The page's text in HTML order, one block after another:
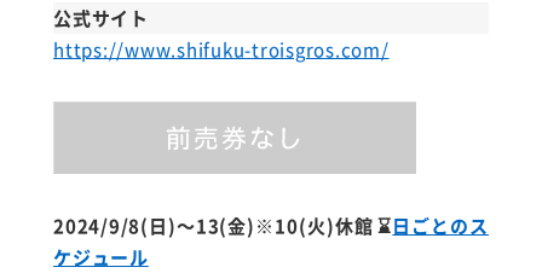
公式サイト
https://www.shifuku-troisgros.com/
2024/9/8(日)～13(金)※10(火)休館⌛日ごとのス
ケジュール